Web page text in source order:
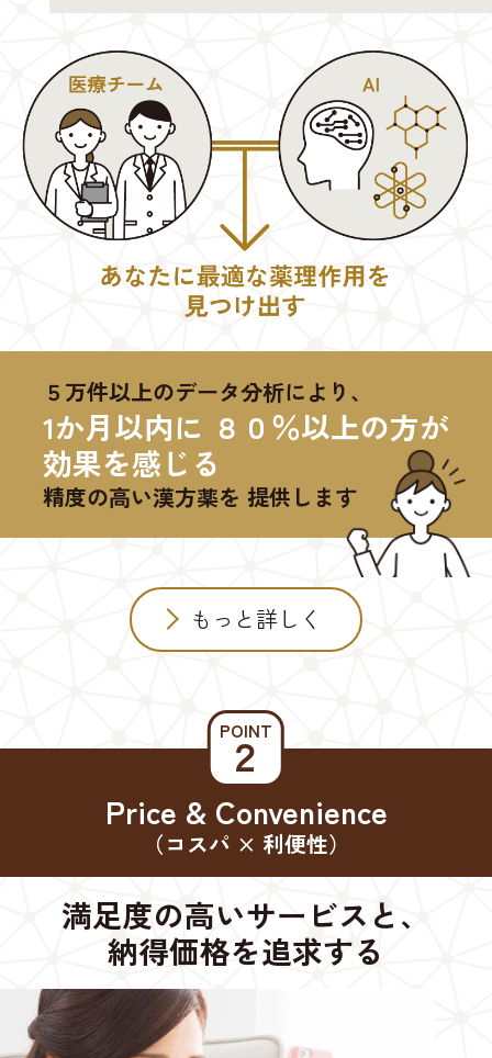
５万件以上のデータ分析により、
1か月以内に ８０％以上の方が
効果を感じる
精度の高い漢方薬を 提供します
もっと詳しく
POINT
２
Price & Convenience
（コスパ × 利便性）
満足度の高いサービスと、
納得価格を追求する